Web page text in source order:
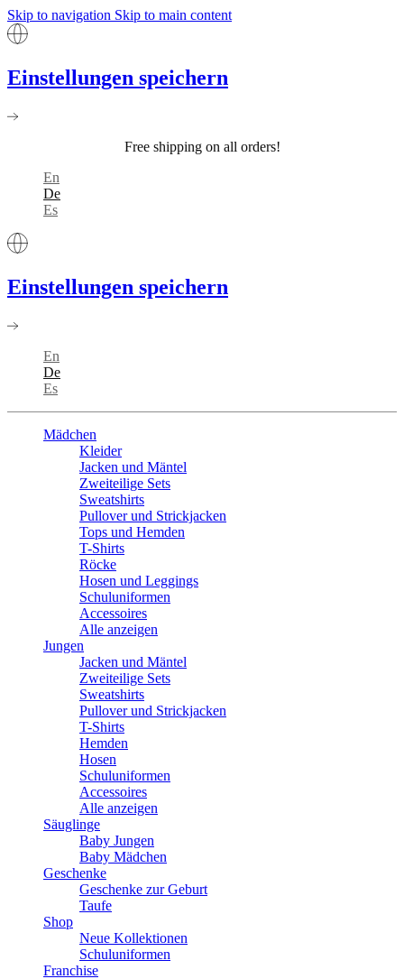
Skip to navigation Skip to main content
Einstellungen speichern
Free shipping on all orders!
En
De
Es
Einstellungen speichern
En
De
Es
Mädchen
Kleider
Jacken und Mäntel
Zweiteilige Sets
Sweatshirts
Pullover und Strickjacken
Tops und Hemden
T-Shirts
Röcke
Hosen und Leggings
Schuluniformen
Accessoires
Alle anzeigen
Jungen
Jacken und Mäntel
Zweiteilige Sets
Sweatshirts
Pullover und Strickjacken
T-Shirts
Hemden
Hosen
Schuluniformen
Accessoires
Alle anzeigen
Säuglinge
Baby Jungen
Baby Mädchen
Geschenke
Geschenke zur Geburt
Taufe
Shop
Neue Kollektionen
Schuluniformen
Franchise